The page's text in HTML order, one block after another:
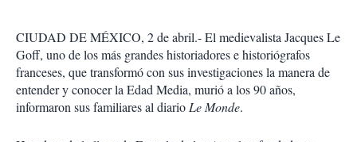
CIUDAD DE MÉXICO, 2 de abril.- El medievalista Jacques Le
Goff, uno de los más grandes historiadores e historiógrafos
franceses, que transformó con sus investigaciones la manera de
entender y conocer la Edad Media, murió a los 90 años,
informaron sus familiares al diarioLe Monde.